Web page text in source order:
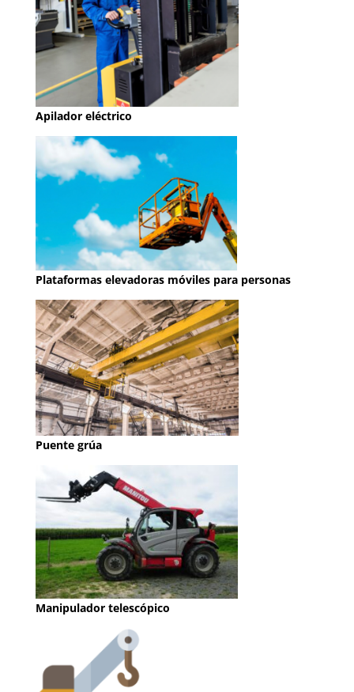
Apilador eléctrico
Plataformas elevadoras móviles para personas
Puente grúa
Manipulador telescópico